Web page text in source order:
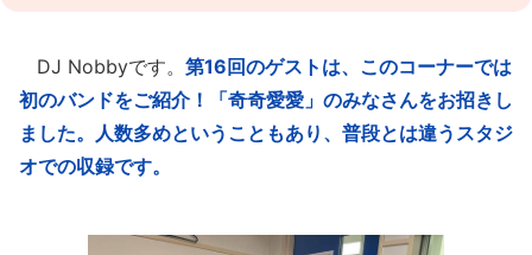
DJ Nobbyです。 第16回のゲストは、このコーナーでは
初のバンドをご紹介！「奇奇愛愛」のみなさんをお招きし
ました。人数多めということもあり、普段とは違うスタジ
オでの収録です。